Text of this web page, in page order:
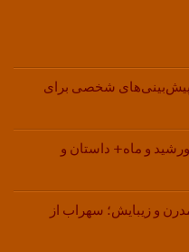
روزانه چهارشنبه ۱۴ مرداد ۱۴۰۵: پیش‌بینی‌های شخصی برای
و ماه+ داستان و
و زیبایش؛ سهراب از